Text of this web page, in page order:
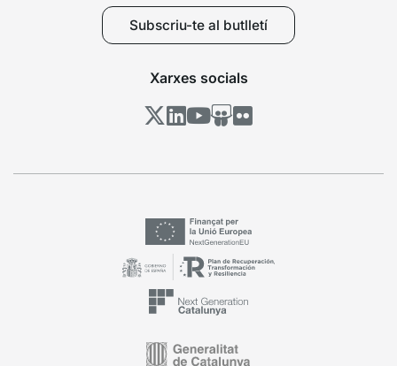
Subscriu-te al butlletí
Xarxes socials